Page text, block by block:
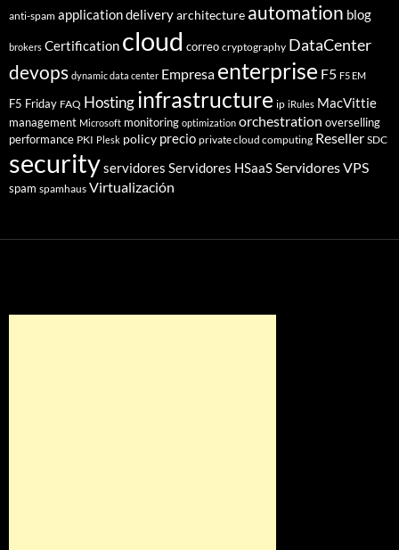
anti-spam application deliveryarchitecture automation blog
brokers Certification cloud correo cryptography DataCenter
devops dynamic data center Empresa enterprise F5 F5 EM
F5 Friday FAQ Hostinginfrastructure ip iRules MacVittie
management Microsoft monitoring optimization orchestration overselling
performance PKI Plesk policy precio private cloud computing Reseller SDC
securityservidores Servidores HSaaSServidores VPS
spam spamhaus Virtualización